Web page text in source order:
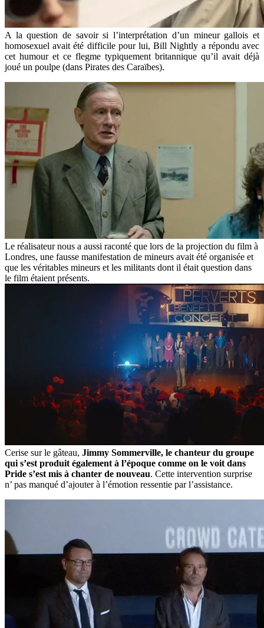
A la question de savoir si l’interprétation d’un mineur gallois et
homosexuel avait été difficile pour lui, Bill Nightly a répondu avec
cet humour et ce flegme typiquement britannique qu’il avait déjà
joué un poulpe (dans Pirates des Caraïbes).
Le réalisateur nous a aussi raconté que lors de la projection du film à
Londres, une fausse manifestation de mineurs avait été organisée et
que les véritables mineurs et les militants dont il était question dans
le film étaient présents.
Cerise sur le gâteau, Jimmy Sommerville, le chanteur du groupe
qui s’est produit également à l’époque comme on le voit dans
Pride s’est mis à chanter de nouveau. Cette intervention surprise
n’ pas manqué d’ajouter à l’émotion ressentie par l’assistance.